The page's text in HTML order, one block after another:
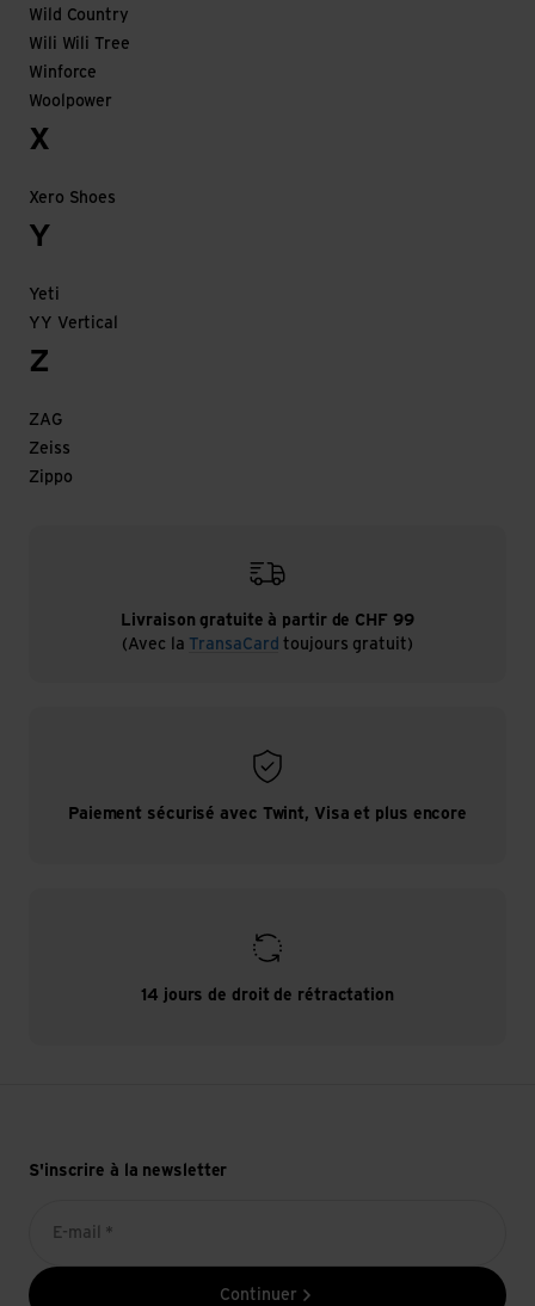
Wild Country
Wili Wili Tree
Winforce
Woolpower
X
Xero Shoes
Y
Yeti
YY Vertical
Z
ZAG
Zeiss
Zippo
Livraison gratuite à partir de CHF 99
(Avec la TransaCard toujours gratuit)
Paiement sécurisé avec Twint, Visa et plus encore
14 jours de droit de rétractation
S'inscrire à la newsletter
E-mail *
Continuer